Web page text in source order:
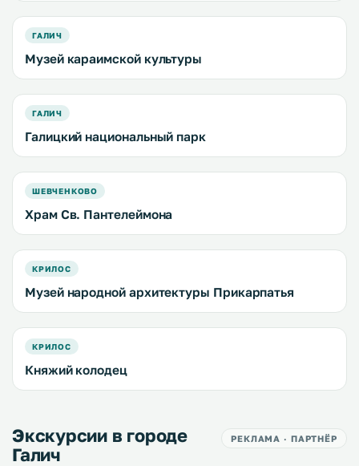
ГАЛИЧ
Музей караимской культуры
ГАЛИЧ
Галицкий национальный парк
ШЕВЧЕНКОВО
Храм Св. Пантелеймона
КРИЛОС
Музей народной архитектуры Прикарпатья
КРИЛОС
Княжий колодец
Экскурсии в городе
Галич
РЕКЛАМА · ПАРТНЁР